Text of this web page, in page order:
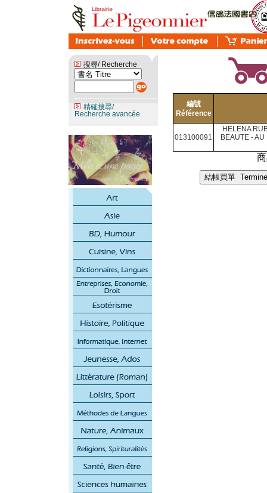
搜尋/ Recherche
精確搜尋/
Recherche avancée
編號
Référence
013100091
HELENA
BEAUTE -